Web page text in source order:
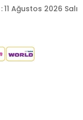
:11 Ağustos 2026 Salı